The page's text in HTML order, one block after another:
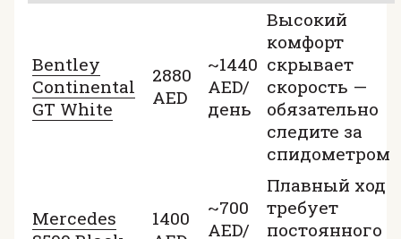
Bentley
Continental
GT White
2880
AED
~1440
AED/
день
Высокий
комфорт
скрывает
скорость —
обязательно
следите за
спидометром
Mercedes
1400
~700
AED/
Плавный ход
требует
постоянного